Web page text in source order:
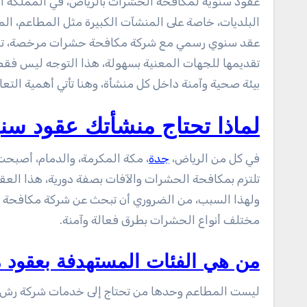
البلديات، خاصة على المنشآت الكبيرة مثل المطاعم،
عقد سنوي رسمي مع شركة مكافحة حشرات مرخصة،
تقديمها للجهات المعنية بسهولة، هذا التوجه ليس
بيئة صحية وآمنة داخل كل منشأة، وهنا تأتي أهمية
لماذا تحتاج منشأتك عقود
في كل من الرياض، جدة، مكة المكرمة، والدمام،
تلتزم بمكافحة الحشرات والآفات بصفة دورية، هذا
ولهذا السبب، من الضروري أن تبحث عن شركة
مختلف أنواع الحشرات بطرق فعالة وآمنة.
من هي الفئات المستهدفة
ليست المطاعم وحدها من تحتاج إلى خدمات شركة رش